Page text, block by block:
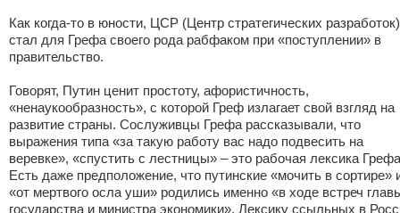
Как когда-то в юности, ЦСР (Центр стратегических разработок)
стал для Грефа своего рода рабфаком при «поступлении» в
правительство.
Говорят, Путин ценит простоту, афористичность,
«ненаукообразность», с которой Греф излагает свой взгляд на
развитие страны. Сослуживцы Грефа рассказывали, что
выражения типа «за такую работу вас надо подвесить на
веревке», «спустить с лестницы» – это рабочая лексика
Есть даже предположение, что путинские «мочить в сортире»
«от мертвого осла уши» родились именно «в ходе встреч
государства и министра экономики». Лексику ссыльных в